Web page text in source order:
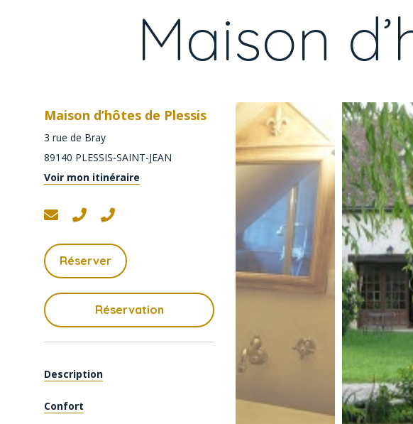
Maison
Maison d’hôtes de Plessis
3 rue de Bray
89140 PLESSIS-SAINT-JEAN
Voir mon itinéraire
Réserver
Réservation
Description
Confort